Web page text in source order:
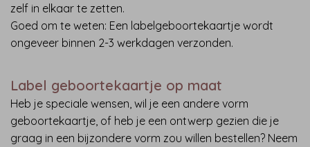
zelf in elkaar te zetten.
Goed om te weten: Een labelgeboortekaartje wordt
ongeveer binnen 2-3 werkdagen verzonden.
Label geboortekaartje op maat
Heb je speciale wensen, wil je een andere vorm
geboortekaartje, of heb je een ontwerp gezien die je
graag in een bijzondere vorm zou willen bestellen? Neem